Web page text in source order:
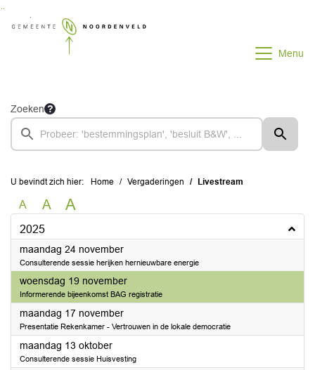
Ga naar de inhoud van deze pagina
Ga naar het zoeken
Ga naar het menu
Menu
Zoeken
U bevindt zich hier: Home Vergaderingen Livestream
A A A
2025
maandag 24 november2025
Consulterende sessie herijken hernieuwbare energie
woensdag 19 november2025
Informerende bijeenkomst BAG registratie
maandag 17 november2025
Presentatie Rekenkamer - Vertrouwen in de lokale democratie
maandag 13 oktober2025
Consulterende sessie Huisvesting